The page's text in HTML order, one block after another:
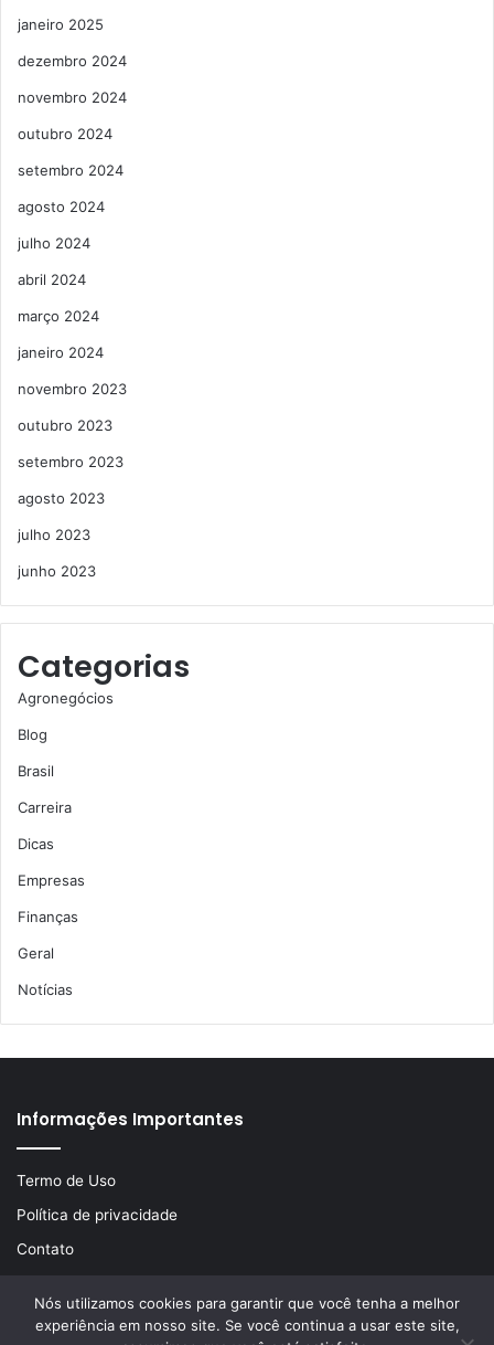
janeiro 2025
dezembro 2024
novembro 2024
outubro 2024
setembro 2024
agosto 2024
julho 2024
abril 2024
março 2024
janeiro 2024
novembro 2023
outubro 2023
setembro 2023
agosto 2023
julho 2023
junho 2023
Categorias
Agronegócios
Blog
Brasil
Carreira
Dicas
Empresas
Finanças
Geral
Notícias
Informações Importantes
Termo de Uso
Política de privacidade
Contato
© Copyright 2026, Todos os direitos reservados | Desenvolvido
Nós utilizamos cookies para garantir que você tenha a melhor
experiência em nosso site. Se você continua a usar este site,